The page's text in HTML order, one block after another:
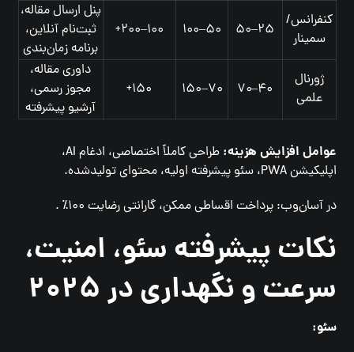
کنفرانس/
سمینار
۲۵–۵۰ ۵۰–۱۰۰ ۱۰۰–۲۰۰+
پنل ارسال مقاله،
ثبت‌نام آنلاین،
برنامه زمان‌بندی
ژورنال
علمی
۴۰–۷۰ ۷۰–۱۵۰ ۱۵۰+
داوری مقاله،
مجوز رسمی،
آرشیو پیشرفته
عوامل افزایش هزینه:
طراحی کاملاً اختصاصی، ادغام AI،
اپلیکیشن PWA، سئو پیشرفته اولیه، محتوای تولیدشده.
در آسان‌وب: پرداخت اقساطی ممکن، گارانتی رضایت ۱۰۰٪ .
نکات پیشرفته سئو، امنیت،
سرعت و نگهداری در ۲۰۲۵
سئو: